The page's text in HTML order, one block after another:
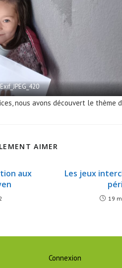
Exif_JPEG_420
nous avons découvert le thème
AIMER
aux
Les jeux
19
Connexion